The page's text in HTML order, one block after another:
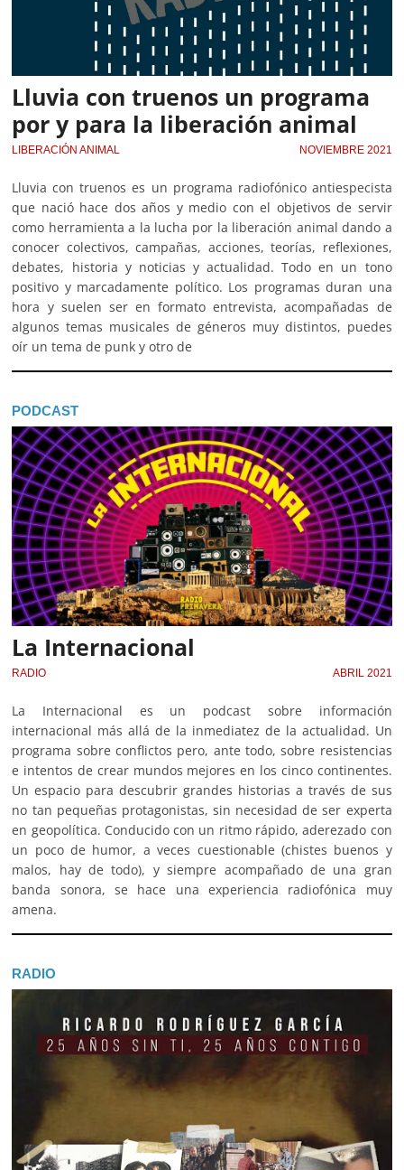
Lluvia con truenos un programa
por y para la liberación animal
LIBERACIÓN ANIMAL NOVIEMBRE 2021
Lluvia con truenos es un programa radiofónico antiespecista
que nació hace dos años y medio con el objetivos de servir
como herramienta a la lucha por la liberación animal dando a
conocer colectivos, campañas, acciones, teorías, reflexiones,
debates, historia y noticias y actualidad. Todo en un tono
positivo y marcadamente político. Los programas duran una
hora y suelen ser en formato entrevista, acompañadas de
algunos temas musicales de géneros muy distintos, puedes
oír un tema de punk y otro de
PODCAST
La Internacional
RADIO ABRIL 2021
La Internacional es un podcast sobre información
internacional más allá de la inmediatez de la actualidad. Un
programa sobre conflictos pero, ante todo, sobre resistencias
e intentos de crear mundos mejores en los cinco continentes.
Un espacio para descubrir grandes historias a través de sus
no tan pequeñas protagonistas, sin necesidad de ser experta
en geopolítica. Conducido con un ritmo rápido, aderezado con
un poco de humor, a veces cuestionable (chistes buenos y
malos, hay de todo), y siempre acompañado de una gran
banda sonora, se hace una experiencia radiofónica muy
amena.
RADIO